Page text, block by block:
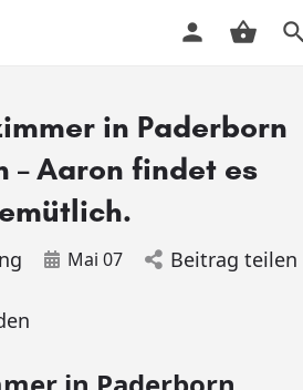
in Paderborn
– Aaron findet es
Mai 07 Beitrag teilen